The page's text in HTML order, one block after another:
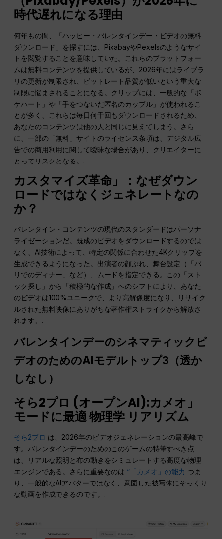
時代遅れになる理由
何年もの間、「ハッピー・バレンタインデー・ビデオの無料
ダウンロード」を探すには、PixabayやPexelsのようなサイ
トを閲覧することを意味していた。これらのプラットフォー
ムは無料コンテンツを提供しているが、2026年にはライブラ
リの更新が制限され、ビットレート品質が低いという重大な
制限に悩まされることになる。クリップには、一般的な「ボ
ケハート」や「手をつないだ匿名のカップル」が使われるこ
とが多く、これらは毎日何千回もダウンロードされるため、
あなたのコンテンツは他の人と同じに見えてしまう。さら
に、一部の「無料」サイトのライセンス条項は、デジタル広
告での商用利用に関して曖昧な場合があり、クリエイターに
とってリスクとなる。.
カスタマイズ革命」：なぜダウン
ロードではなくジェネレートなの
か？
バレンタイン・コンテンツの現代のスタンダードはパーソナ
ライゼーションだ。既成のビデオをダウンロードするのでは
なく、AI技術によって、特定の関係に合わせた4Kクリップを
生成できるようになった。出演者の顔ぶれ、舞台設定（「パ
リでのディナー」など）、ムードを指定できる。この「スト
ック探し」から「積極的な作成」へのシフトにより、あなた
のビデオは100%ユニークで、より高解像度になり、リサイク
ルされた無料映像にありがちな著作権ストライクから解放さ
れます。.
バレンタインデーのシネマティックビ
デオのためのAIモデルトップ3（透か
しなし）
そら2プロ (オープンAI):カメオ」
モードに最適物理学 リアリズム
そら2プロ は、2026年のビデオジェネレーションの最高峰で
す。バレンタインデーのためのこのゲームの特筆すべき点
は、リアルな照明と布の動きをシミュレートする高度な物理
エンジンである。さらに重要なのは “「カメオ」の能力 つま
り、一般的なAIアバターではなく、意図した被写体にそっくり
な動画を作成できるのです。.